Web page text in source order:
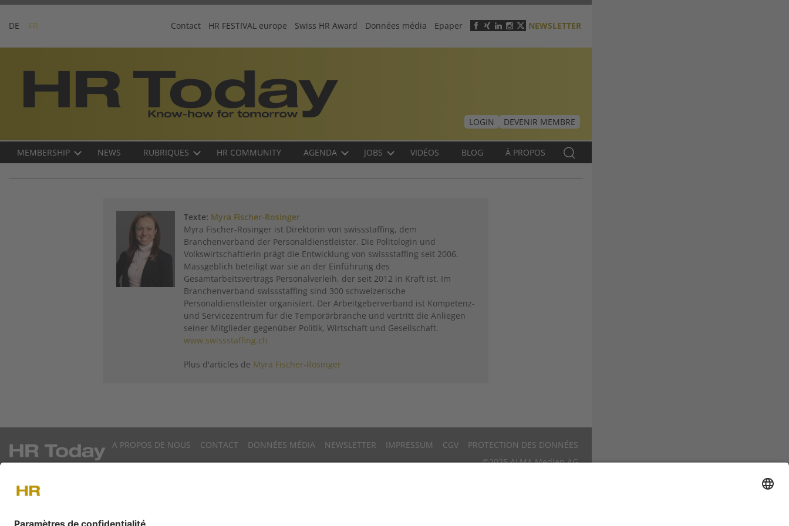
Skip
content
DE FR
Header
menu
Contact HR FESTIVAL europe Swiss HR Award Données média Epaper NEWSLETTER
LOGIN
DEVENIR MEMBRE
Main
MEMBERSHIP NEWS RUBRIQUES HR COMMUNITY AGENDA JOBS VIDÉOS BLOG À PROPOS
Texte: Myra Fischer-Rosinger
Myra Fischer-Rosinger ist Direktorin von swissstaffing, dem
Branchenverband der Personaldienstleister. Die Politologin und
Volkswirtschaftlerin prägt die Entwicklung von swissstaffing seit 2006.
Massgeblich beteiligt war sie an der Einführung des
Gesamtarbeitsvertrags Personalverleih, der seit 2012 in Kraft ist. Im
Branchenverband swissstaffing sind 300 schweizerische
Personaldienstleister organisiert. Der Arbeitgeberverband ist Kompetenz-
und Servicezentrum für die Temporärbranche und vertritt die Anliegen
seiner Mitglieder gegenüber Politik, Wirtschaft und Gesellschaft.
www.swissstaffing.ch
Plus d'articles de Myra Fischer-Rosinger
A PROPOS DE NOUS CONTACT DONNÉES MÉDIA NEWSLETTER IMPRESSUM CGV
PROTECTION DES DONNÉES
©2025 ALMA Medien AG